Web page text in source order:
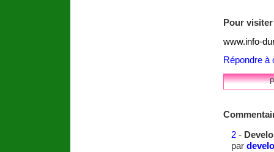
Pour
www.info-
Répondre à
2-
par